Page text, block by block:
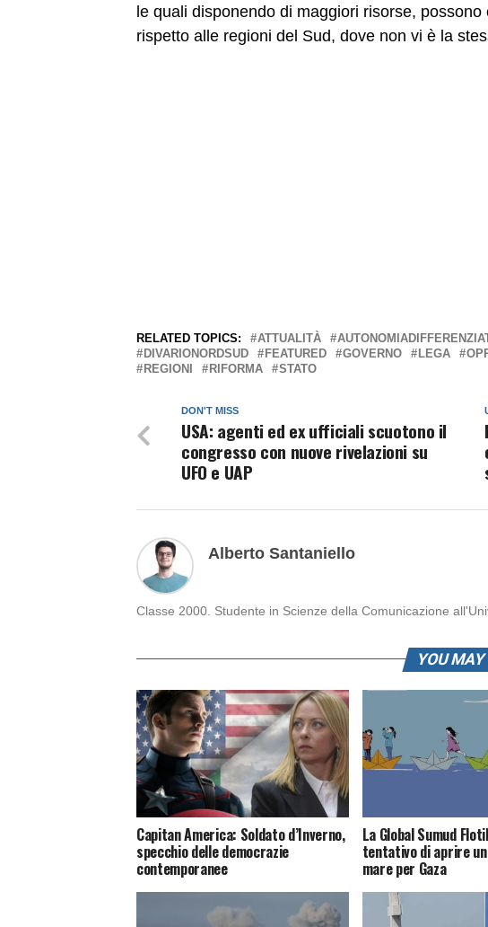
le quali disponendo di maggiori risorse,
rispetto alle regioni del Sud, dove non vi è la
RELATED TOPICS: ATTUALITÀ
DIVARIONORDSUD
FEATURED GOVERNO LEGA
REGIONI
RIFORMA STATO
DON'T MISS
USA: agenti ed ex ufficiali scuotono il
congresso con nuove rivelazioni su
UFO e UAP
Alberto Santaniello
Classe 2000. Studente in Scienze della Comunicazione
YOU
Capitan America: Soldato d’Inverno,
specchio delle democrazie
contemporanee
La Global Sumud
tentativo di aprire
mare per Gaza